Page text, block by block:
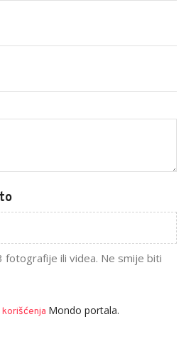
fotografije ili videa. Ne smije biti
Mondo portala.